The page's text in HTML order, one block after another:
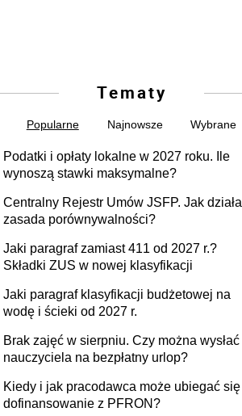
Tematy
Popularne Najnowsze Wybrane
Podatki i opłaty lokalne w 2027 roku. Ile
wynoszą stawki maksymalne?
Centralny Rejestr Umów JSFP. Jak działa
zasada porównywalności?
Jaki paragraf zamiast 411 od 2027 r.?
Składki ZUS w nowej klasyfikacji
Jaki paragraf klasyfikacji budżetowej na
wodę i ścieki od 2027 r.
Brak zajęć w sierpniu. Czy można wysłać
nauczyciela na bezpłatny urlop?
Kiedy i jak pracodawca może ubiegać
dofinansowanie z PFRON?